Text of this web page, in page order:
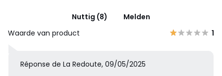
Nuttig (8)
Melden
Waarde van product
1
Réponse de La Redoute, 09/05/2025